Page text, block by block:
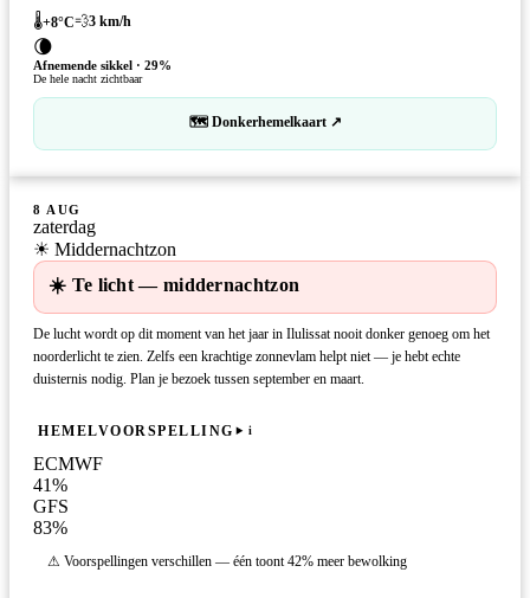
🌡️+8°C💨3 km/h
🌘
Afnemende sikkel · 29%
De hele nacht zichtbaar
🗺 Donkerhemelkaart ↗
8 AUG
zaterdag
☀ Middernachtzon
☀️ Te licht — middernachtzon
De lucht wordt op dit moment van het jaar in Ilulissat nooit donker genoeg om het
noorderlicht te zien. Zelfs een krachtige zonnevlam helpt niet — je hebt echte
duisternis nodig. Plan je bezoek tussen september en maart.
HEMELVOORSPELLING i
ECMWF
41%
GFS
83%
⚠ Voorspellingen verschillen — één toont 42% meer bewolking